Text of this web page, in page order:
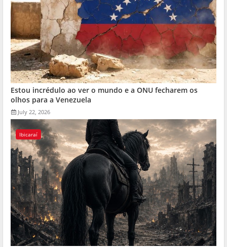
Estou incrédulo ao ver o mundo e a ONU fecharem os
olhos para a Venezuela
July 22, 2026
Ibicaraí